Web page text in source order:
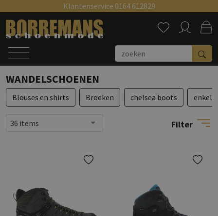
Klantenservice 0164 612829 Zoeken
WANDELSCHOENEN
Filter
Blouses en shirts Broeken chelsea boots
36 items